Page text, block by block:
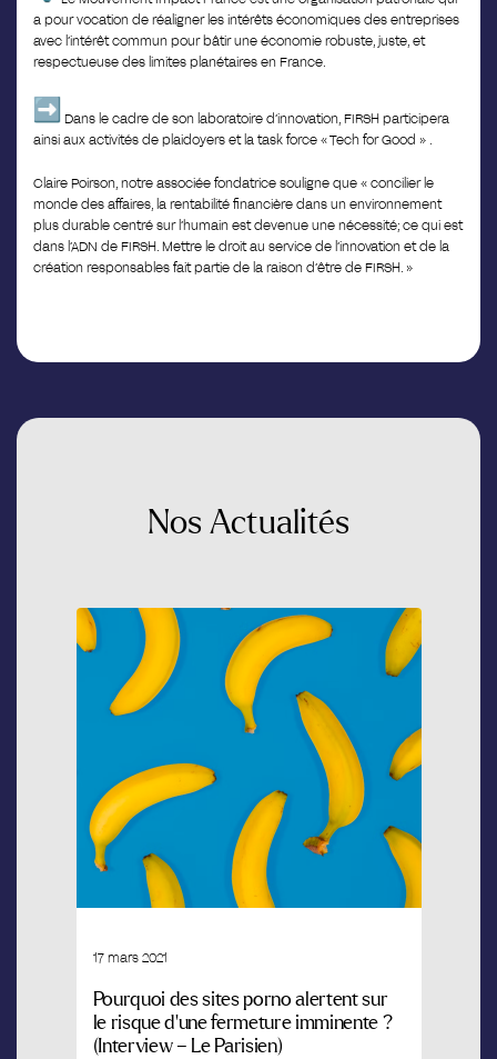
a pour vocation de réaligner les intérêts économiques des entreprises
avec l’intérêt commun pour bâtir une économie robuste, juste, et
respectueuse des limites planétaires en France.
Dans le cadre de son laboratoire d’innovation, FIRSH participera
ainsi aux activités de plaidoyers et la task force « Tech for Good » .
Claire Poirson, notre associée fondatrice souligne que « concilier le
monde des affaires, la rentabilité financière dans un environnement
plus durable centré sur l’humain est devenue une nécessité; ce qui est
dans l’ADN de FIRSH. Mettre le droit au service de l’innovation et de la
création responsables fait partie de la raison d’être de FIRSH. »
Nos Actualités
17 mars 2021
Pourquoi des sites porno alertent sur
le risque d’une fermeture imminente ?
(Interview – Le Parisien)